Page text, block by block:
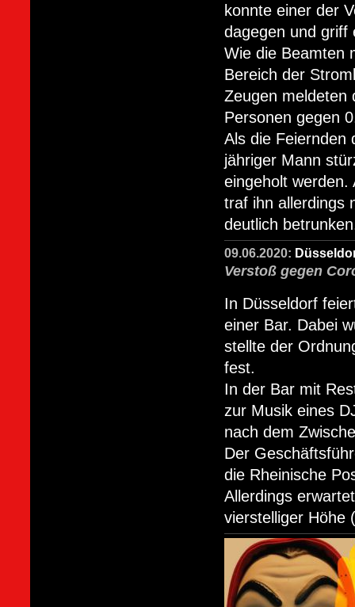
konnte einer der
dagegen und griff
Wie die Beamten
Bereich der
Zeugen meldeten
Personen gegen
Als die Feiernden
jähriger Mann
eingeholt
traf ihn allerdings
deutlich
09.06.2020:
Verstoß gegen
In Düsseldorf
einer Bar. Dabei
stellte der
fest.
In der Bar mit
zur Musik eines
nach dem
Der
die Rheinische
Allerdings
vierstelliger Höhe